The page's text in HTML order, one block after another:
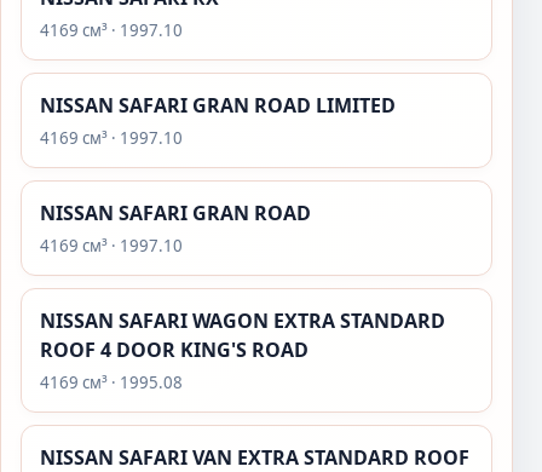
4169 см³ · 1997.10
NISSAN SAFARI GRAN ROAD LIMITED
4169 см³ · 1997.10
NISSAN SAFARI GRAN ROAD
4169 см³ · 1997.10
NISSAN SAFARI WAGON EXTRA STANDARD
ROOF 4 DOOR KING'S ROAD
4169 см³ · 1995.08
NISSAN SAFARI VAN EXTRA STANDARD ROOF